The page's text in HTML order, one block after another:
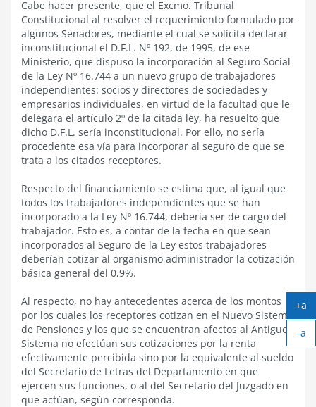
Cabe hacer presente, que el Excmo. Tribunal
Constitucional al resolver el requerimiento formulado por
algunos Senadores, mediante el cual se solicita declarar
inconstitucional el D.F.L. Nº 192, de 1995, de ese
Ministerio, que dispuso la incorporación al Seguro Social
de la Ley Nº 16.744 a un nuevo grupo de trabajadores
independientes: socios y directores de sociedades y
empresarios individuales, en virtud de la facultad que le
delegara el artículo 2º de la citada ley, ha resuelto que
dicho D.F.L. sería inconstitucional. Por ello, no sería
procedente esa vía para incorporar al seguro de que se
trata a los citados receptores.
Respecto del financiamiento se estima que, al igual que
todos los trabajadores independientes que se han
incorporado a la Ley Nº 16.744, debería ser de cargo del
trabajador. Esto es, a contar de la fecha en que sean
incorporados al Seguro de la Ley estos trabajadores
deberían cotizar al organismo administrador la cotización
básica general del 0,9%.
Al respecto, no hay antecedentes acerca de los montos
por los cuales los receptores cotizan en el Nuevo Sistema
de Pensiones y los que se encuentran afectos al Antiguo
Sistema no efectúan sus cotizaciones por la renta
efectivamente percibida sino por la equivalente al sueldo
del Secretario de Letras del Departamento en que
ejercen sus funciones, o al del Secretario del Juzgado en
que actúan, según corresponda.
+a
-a